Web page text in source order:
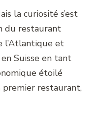
la curiosité s’est
du restaurant
l’Atlantique et
Suisse en tant
étoilé
premier restaurant,